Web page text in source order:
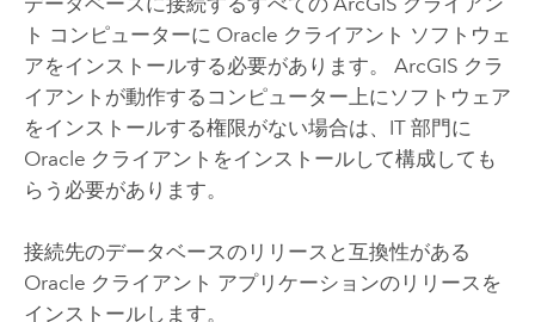
ト コンピューターに Oracle クライアント ソフトウェ
アをインストールする必要があります。 ArcGIS クラ
イアントが動作するコンピューター上にソフトウェア
をインストールする権限がない場合は、IT 部門に
Oracle クライアントをインストールして構成しても
らう必要があります。
接続先のデータベースのリリースと互換性がある
Oracle クライアント アプリケーションのリリースを
インストールします。